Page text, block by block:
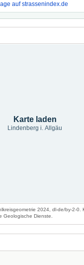
auf strassenindex.de
Karte laden
Lindenberg i. Allgäu
2024, dl-de/by-2-
Geologische Dienste.